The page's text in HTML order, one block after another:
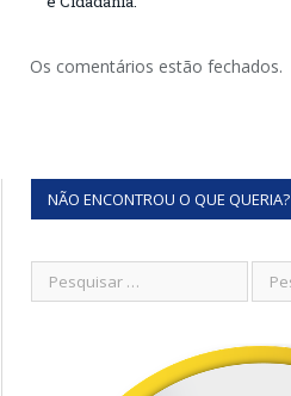
Os comentários estão fechados.
NÃO ENCONTROU O QUE QUERIA?